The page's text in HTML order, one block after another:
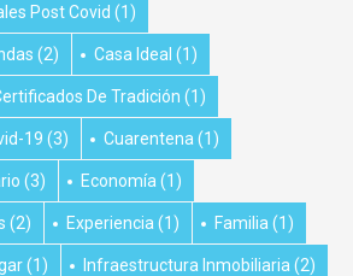
Post Covid (1)
(2) Casa Ideal (1)
De Tradición (1)
19 (3) Cuarentena (1)
(3) Economía (1)
(2) Experiencia (1) Familia (1)
(1) Infraestructura Inmobiliaria (2)